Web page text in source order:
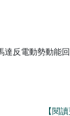
達反電動勢動能
【閱